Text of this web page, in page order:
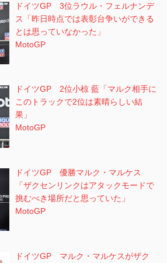
ドイツGP 3位ラウル・フェルナンデ
ス「昨日時点では表彰台争いができる
とは思っていなかった」
MotoGP
ドイツGP 2位小椋 藍「マルク相手に
このトラックで2位は素晴らしい結
果」
MotoGP
ドイツGP 優勝マルク・マルケス
「ザクセンリンクはアタックモードで
挑むべき場所だと思っていた」
MotoGP
ドイツGP マルク・マルケスがザク